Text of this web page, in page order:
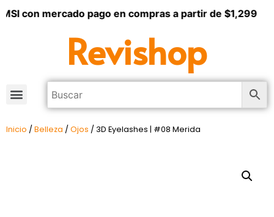
con mercado pago en compras a partir de $1,299
Revishop
Inicio / Belleza / Ojos / 3D Eyelashes | #08 Merida